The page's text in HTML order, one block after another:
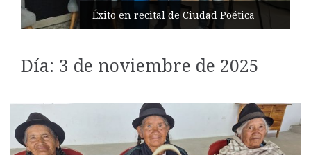
Éxito en recital de Ciudad Poética
Día: 3 de noviembre de 2025